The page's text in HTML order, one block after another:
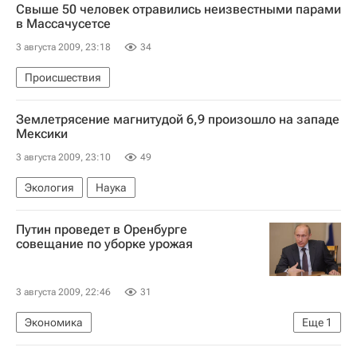
Свыше 50 человек отравились неизвестными парами
в Массачусетсе
3 августа 2009, 23:18 34
Происшествия
Землетрясение магнитудой 6,9 произошло на западе
Мексики
3 августа 2009, 23:10 49
Экология Наука
Путин проведет в Оренбурге
совещание по уборке урожая
3 августа 2009, 22:46 31
Еще 1
Экономика
Совещание по уборке урожая в Оренбурге